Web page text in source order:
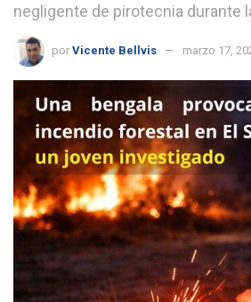
negligente de pirotecnia durante
por Vicente Bellvis marzo 17,